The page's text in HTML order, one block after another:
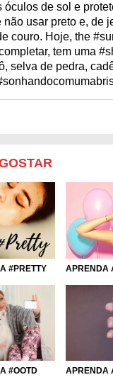
óculos de sol e
não usar preto e, de
couro. Hoje, the
tem uma
selva de pedra,
#PRETTY APRENDA
#OOTD APRENDA